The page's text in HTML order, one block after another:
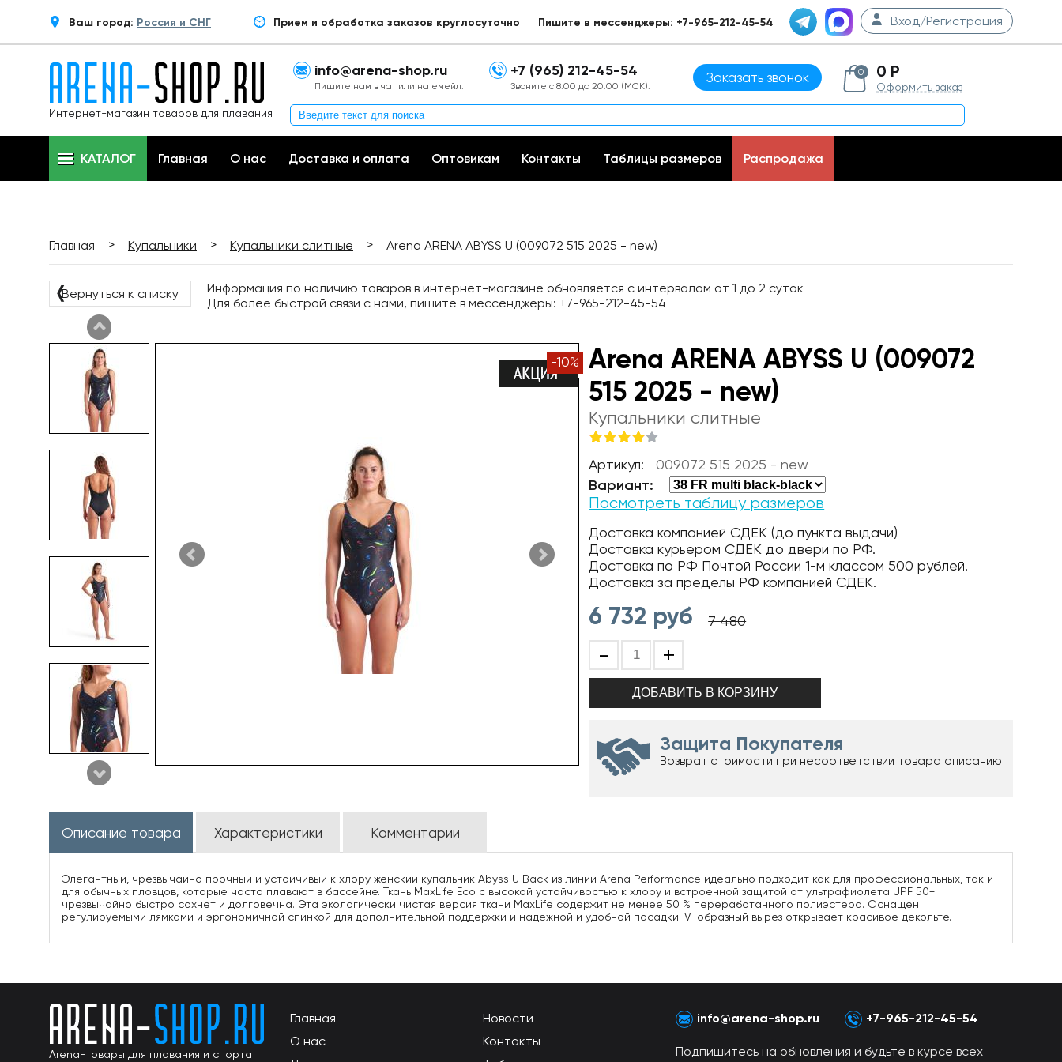
Ваш город: Россия и СНГ Прием и обработка заказов круглосуточно Пишите в мессенджеры: +7-965-212-45-54 Вход/Регистрация
Интернет-магазин товаров для плавания
info@arena-shop.ru
Пишите нам в чат или на емейл.
+7 (965) 212-45-54
Звоните с 8:00 до 20:00 (МСК).
Заказать звонок 0 0 Р
Оформить заказ
КАТАЛОГ Главная О нас Доставка и оплата Оптовикам Контакты Таблицы размеров Распродажа
Главная > Купальники > Купальники слитные > Arena ARENA ABYSS U (009072 515 2025 - new)
❬Вернуться к списку
Информация по наличию товаров в интернет-магазине обновляется с интервалом от 1 до 2 суток
Для более быстрой связи с нами, пишите в мессенджеры: +7-965-212-45-54
-10%
Arena ARENA ABYSS U (009072
515 2025 - new)
Купальники слитные
Артикул: 009072 515 2025 - new
Вариант:
Посмотреть таблицу размеров
Доставка компанией СДЕК (до пункта выдачи)
Доставка курьером СДЕК до двери по РФ.
Доставка по РФ Почтой России 1-м классом 500 рублей.
Доставка за пределы РФ компанией СДЕК.
6 732 руб 7 480
- +
Защита Покупателя
Возврат стоимости при несоответствии товара описанию
Описание товара Характеристики Комментарии
Элегантный, чрезвычайно прочный и устойчивый к хлору женский купальник Abyss U Back из линии Arena Performance идеально подходит как для профессиональных, так и
для обычных пловцов, которые часто плавают в бассейне. Ткань MaxLife Eco с высокой устойчивостью к хлору и встроенной защитой от ультрафиолета UPF 50+
чрезвычайно быстро сохнет и долговечна. Эта экологически чистая версия ткани MaxLife содержит не менее 50 % переработанного полиэстера. Оснащен
регулируемыми лямками и эргономичной спинкой для дополнительной поддержки и надежной и удобной посадки. V-образный вырез открывает красивое декольте.
Arena-товары для плавания и спорта
Главная
О нас
Новости
Контакты
info@arena-shop.ru +7-965-212-45-54
Подпишитесь на обновления и будьте в курсе всех